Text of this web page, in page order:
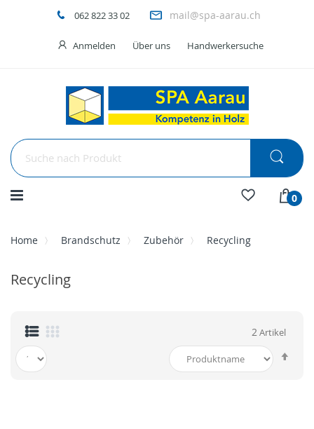
062 822 33 02 mail@spa-aarau.ch
Anmelden Über uns Handwerkersuche
Menü
0
Home Brandschutz Zubehör Recycling
Recycling
2 Artikel